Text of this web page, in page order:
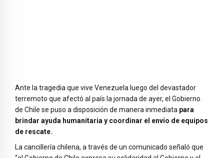
Ante la tragedia que vive Venezuela luego del devastador
terremoto que afectó al país la jornada de ayer, el Gobierno
de Chile se puso a disposición de manera inmediata para
brindar ayuda humanitaria y coordinar el envío de equipos
de rescate.
La cancillería chilena, a través de un comunicado señaló que